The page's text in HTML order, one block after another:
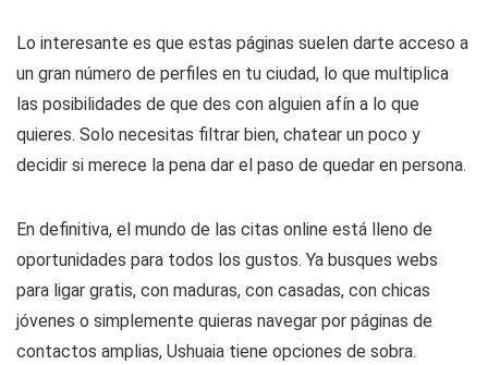
Lo interesante es que estas páginas suelen darte acceso a
un gran número de perfiles en tu ciudad, lo que multiplica
las posibilidades de que des con alguien afín a lo que
quieres. Solo necesitas filtrar bien, chatear un poco y
decidir si merece la pena dar el paso de quedar en persona.
En definitiva, el mundo de las citas online está lleno de
oportunidades para todos los gustos. Ya busques webs
para ligar gratis, con maduras, con casadas, con chicas
jóvenes o simplemente quieras navegar por páginas de
contactos amplias, Ushuaia tiene opciones de sobra.